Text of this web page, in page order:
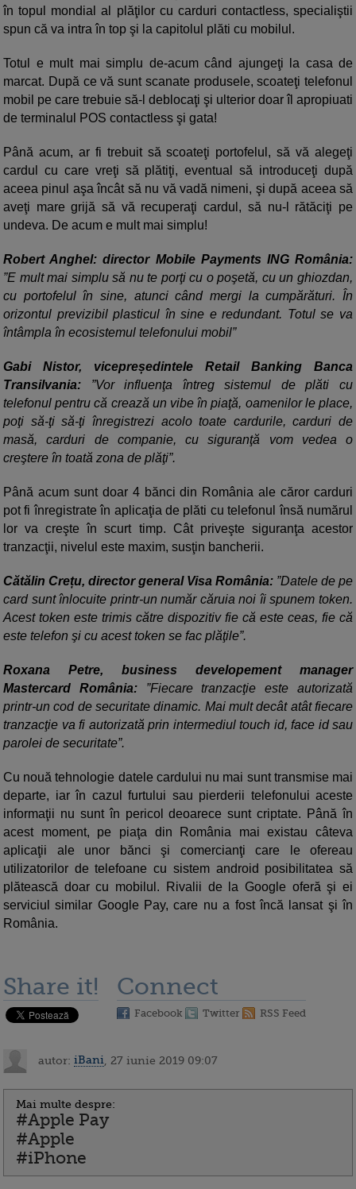
în topul mondial al plăţilor cu carduri contactless, specialiştii
spun că va intra în top şi la capitolul plăti cu mobilul.
Totul e mult mai simplu de-acum când ajungeţi la casa de
marcat. După ce vă sunt scanate produsele, scoateţi telefonul
mobil pe care trebuie să-l deblocaţi şi ulterior doar îl apropiuati
de terminalul POS contactless şi gata!
Până acum, ar fi trebuit să scoateţi portofelul, să vă alegeţi
cardul cu care vreţi să plătiţi, eventual să introduceţi după
aceea pinul aşa încât să nu vă vadă nimeni, şi după aceea să
aveţi mare grijă să vă recuperaţi cardul, să nu-l rătăciţi pe
undeva. De acum e mult mai simplu!
Robert Anghel: director Mobile Payments ING România:
”E mult mai simplu să nu te porţi cu o poşetă, cu un ghiozdan,
cu portofelul în sine, atunci când mergi la cumpărături. În
orizontul previzibil plasticul în sine e redundant. Totul se va
întâmpla în ecosistemul telefonului mobil”
Gabi Nistor, vicepreședintele Retail Banking Banca
Transilvania: ”Vor influenţa întreg sistemul de plăti cu
telefonul pentru că crează un vibe în piaţă, oamenilor le place,
poţi să-ţi să-ţi înregistrezi acolo toate cardurile, carduri de
masă, carduri de companie, cu siguranţă vom vedea o
creştere în toată zona de plăţi”.
Până acum sunt doar 4 bănci din România ale căror carduri
pot fi înregistrate în aplicaţia de plăti cu telefonul însă numărul
lor va creşte în scurt timp. Cât priveşte siguranţa acestor
tranzacţii, nivelul este maxim, susţin bancherii.
Cătălin Crețu, director general Visa România: ”Datele de pe
card sunt înlocuite printr-un număr căruia noi îi spunem token.
Acest token este trimis către dispozitiv fie că este ceas, fie că
este telefon şi cu acest token se fac plăţile”.
Roxana Petre, business developement manager
Mastercard România:”Fiecare tranzacţie este autorizată
printr-un cod de securitate dinamic. Mai mult decât atât fiecare
tranzacţie va fi autorizată prin intermediul touch id, face id sau
parolei de securitate”.
Cu nouă tehnologie datele cardului nu mai sunt transmise mai
departe, iar în cazul furtului sau pierderii telefonului aceste
informaţii nu sunt în pericol deoarece sunt criptate. Până în
acest moment, pe piaţa din România mai existau câteva
aplicaţii ale unor bănci şi comercianţi care le ofereau
utilizatorilor de telefoane cu sistem android posibilitatea să
plătească doar cu mobilul. Rivalii de la Google oferă şi ei
serviciul similar Google Pay, care nu a fost încă lansat şi în
România.
Share it! Connect
Facebook Twitter RSS Feed
autor: iBani , 27 iunie 2019 09:07
Mai multe despre:
#Apple Pay
#Apple
#iPhone